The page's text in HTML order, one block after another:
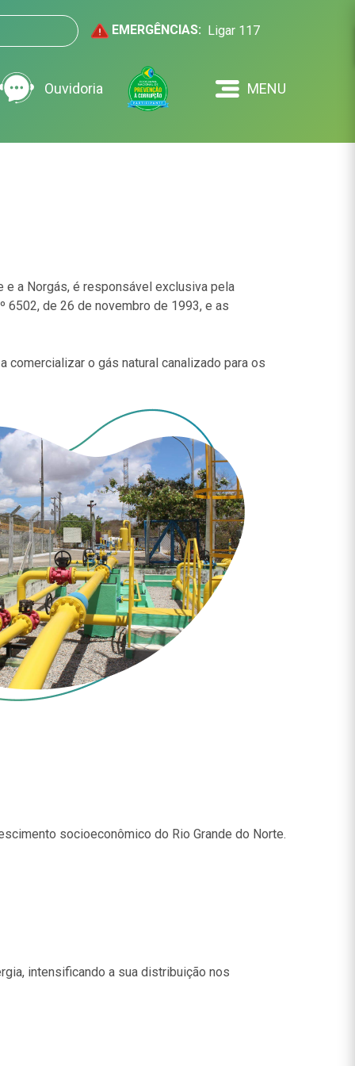
EMERGÊNCIAS: Ligar 117
Ouvidoria MENU
e a Norgás, é responsável exclusiva pela
6502, de 26 de novembro de 1993, e as
o gás natural canalizado para os
socioeconômico do Rio Grande do Norte.
intensificando a sua distribuição nos